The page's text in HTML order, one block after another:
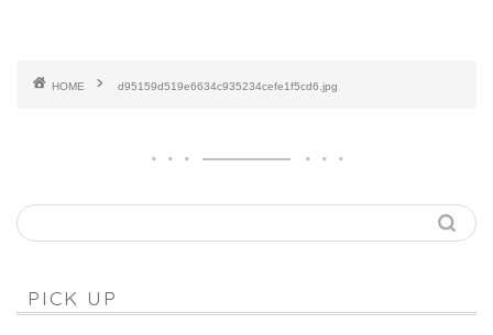
HOME d95159d519e6634c935234cefe1f5cd6.jpg
PICK UP